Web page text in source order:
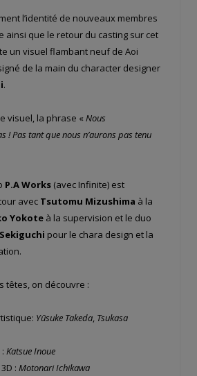
l’identité de nouveaux membres
ainsi que le retour du casting sur cet
un visuel flambant neuf de Aoi
de la main du character designer
.
visuel, la phrase « Nous
! Pas tant que nous n’aurons pas tenu
P.A Works (avec Infinite) est
avec Tsutomu Mizushima à la
Yokote à la supervision et le duo
pour le chara design et la
têtes, on découvre :
Yūsuke Takeda, Tsukasa
: Katsue Inoue
: Motonari Ichikawa